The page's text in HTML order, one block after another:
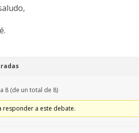
8 (de un total de 8)
a este debate.